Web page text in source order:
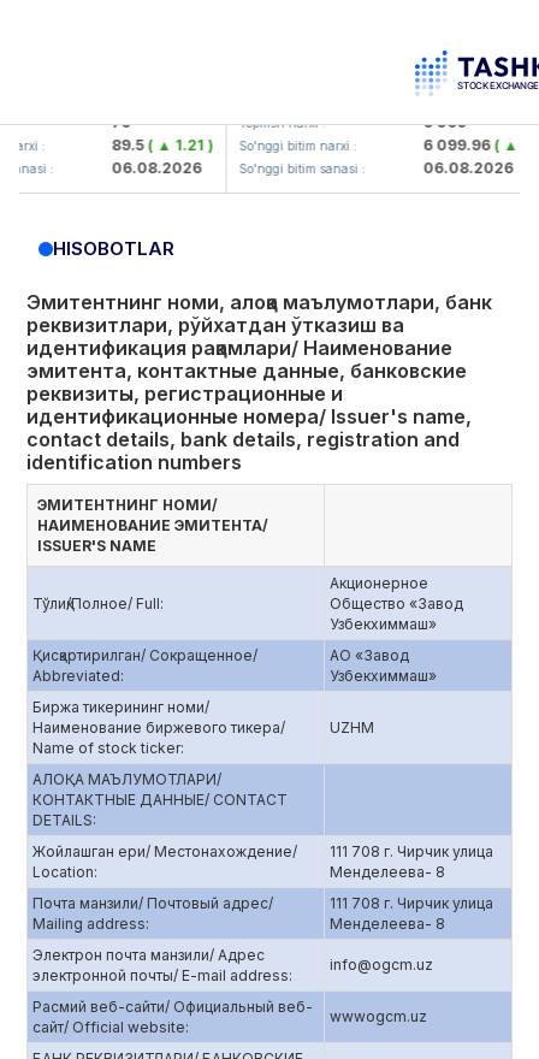
79
( ▲ 1.21 )
06.08.2026
UZMK (<O'zmetkombinat> AJ)
Yopilish narxi : 6 099
So'nggi bitim narxi : 6 099.96( ▲ 0.08 )
So'nggi bitim sanasi : 06.08.2026
HISOBOTLAR
Эмитентнинг номи, алоқа маълумотлари, банк
реквизитлари, рўйхатдан ўтказиш ва
идентификация рақамлари/ Наименование
эмитента, контактные данные, банковские
реквизиты, регистрационные и
идентификационные номера/ Issuer's name,
contact details, bank details, registration and
identification numbers
ЭМИТЕНТНИНГ НОМИ/
НАИМЕНОВАНИЕ ЭМИТЕНТА/
ISSUER'S NAME
Тўлиқ/Полное/ Full:
Акционерное
Общество «Завод
Узбекхиммаш»
Қисқартирилган/ Сокращенное/
Abbreviated:
АО «Завод
Узбекхиммаш»
Биржа тикерининг номи/
Наименование биржевого тикера/
Name of stock ticker:
UZHM
АЛОҚА МАЪЛУМОТЛАРИ/
КОНТАКТНЫЕ ДАННЫЕ/ CONTACT
DETAILS:
Жойлашган ери/ Местонахождение/
Location:
111 708 г. Чирчик улица
Менделеева- 8
Почта манзили/ Почтовый адрес/
Mailing address:
111 708 г. Чирчик улица
Менделеева- 8
Электрон почта манзили/ Адрес
электронной почты/ E-mail address:
info@ogcm.uz
Расмий веб-сайти/ Официальный веб-
сайт/ Official website:
wwwogcm.uz